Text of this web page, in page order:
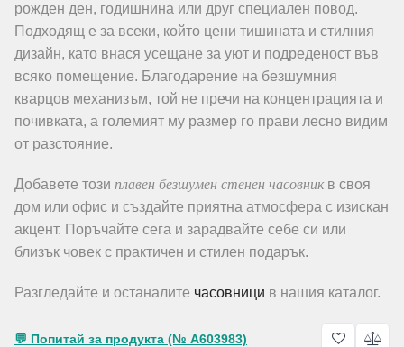
рожден ден, годишнина или друг специален повод.
Подходящ е за всеки, който цени тишината и стилния
дизайн, като внася усещане за уют и подреденост във
всяко помещение. Благодарение на безшумния
кварцов механизъм, той не пречи на концентрацията и
почивката, а големият му размер го прави лесно видим
от разстояние.
Добавете този плавен безшумен стенен часовникв своя
дом или офис и създайте приятна атмосфера с изискан
акцент. Поръчайте сега и зарадвайте себе си или
близък човек с практичен и стилен подарък.
Разгледайте и останалите часовници в нашия каталог.
💬 Попитай за продукта (№ A603983)